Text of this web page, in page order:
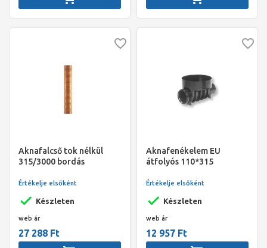
Aknafalcső tok nélkül
315/3000 bordás
Készleten
Értékelje elsőként
web ár
27 288 Ft
Aknafenékelem EU
átfolyós 110*315
Készleten
Értékelje elsőként
web ár
12 957 Ft